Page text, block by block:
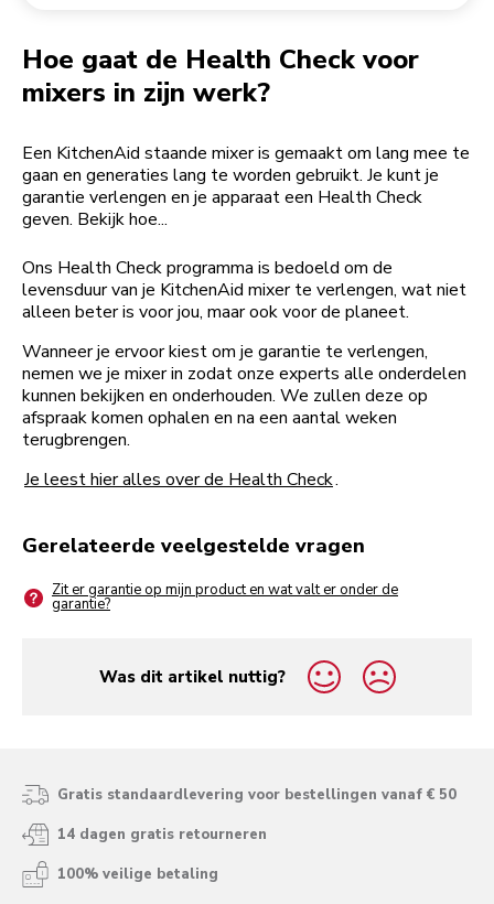
Hoe gaat de Health Check voor
mixers in zijn werk?
Een KitchenAid staande mixer is gemaakt om lang mee te
gaan en generaties lang te worden gebruikt. Je kunt je
garantie verlengen en je apparaat een Health Check
geven. Bekijk hoe...
Ons Health Check programma is bedoeld om de
levensduur van je KitchenAid mixer te verlengen, wat niet
alleen beter is voor jou, maar ook voor de planeet.
Wanneer je ervoor kiest om je garantie te verlengen,
nemen we je mixer in zodat onze experts alle onderdelen
kunnen bekijken en onderhouden. We zullen deze op
afspraak komen ophalen en na een aantal weken
terugbrengen.
Je leest hier alles over de Health Check.
Gerelateerde veelgestelde vragen
Zit er garantie op mijn product en wat valt er onder de
garantie?
Was dit artikel nuttig?
yes
no
Gratis standaardlevering voor bestellingen vanaf € 50
14 dagen gratis retourneren
100% veilige betaling